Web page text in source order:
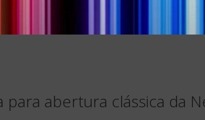
abertura clássica da